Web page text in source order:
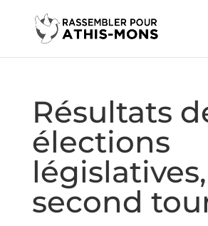
Résultats
élections
législatives,
second